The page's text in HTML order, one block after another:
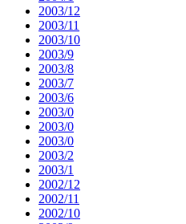
2003/12
2003/11
2003/10
2003/9
2003/8
2003/7
2003/6
2003/0
2003/0
2003/0
2003/2
2003/1
2002/12
2002/11
2002/10